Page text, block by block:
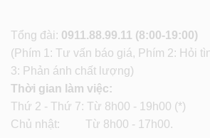
Tổng đài: 0911.88.99.11 (8:00-19:00)
(Phím 1: Tư vấn báo giá, Phím 2: Hỏi
3: Phản ánh chất lượng)
Thời gian làm việc:
Thứ 2 - Thứ 7: Từ 8h00 - 19h00 (*)
Chủ nhật: Từ 8h00 - 17h00.